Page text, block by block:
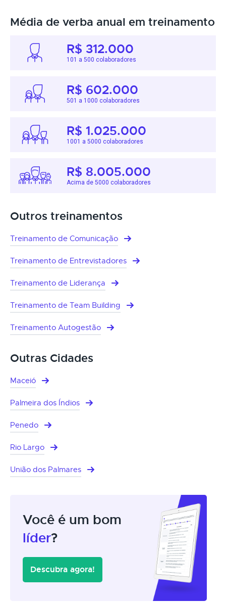
Média de verba anual em treinamento
R$ 312.000
101 a 500 colaboradores
R$ 602.000
501 a 1000 colaboradores
R$ 1.025.000
1001 a 5000 colaboradores
R$ 8.005.000
Acima de 5000 colaboradores
Outros treinamentos
Treinamento de Comunicação
Treinamento de Entrevistadores
Treinamento de Liderança
Treinamento de Team Building
Treinamento Autogestão
Outras Cidades
Maceió
Palmeira dos Índios
Penedo
Rio Largo
União dos Palmares
Você é um bom
líder?
Descubra agora!